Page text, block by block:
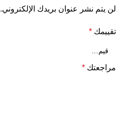
لن يتم نشر عنوان بريدك الإلكتروني.
تقييمك *
مراجعتك *